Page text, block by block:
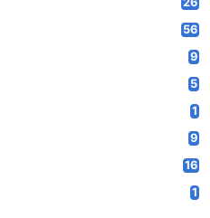
56
9
5
1
9
16
1